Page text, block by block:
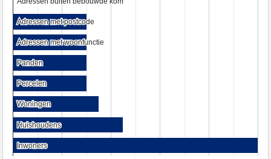
Adressen met postcode
Adressen met postcode
Adressen met woonfunctie
Adressen met woonfunctie
Panden
Panden
Percelen
Percelen
Woningen
Woningen
Huishoudens
Huishoudens
Inwoners
Inwoners